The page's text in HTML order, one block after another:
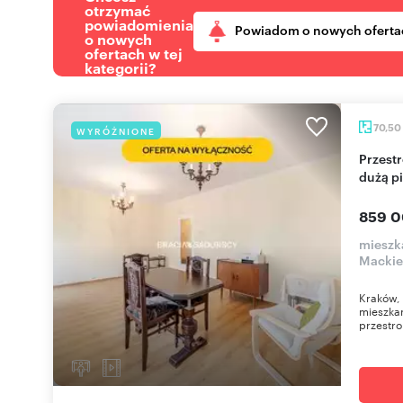
otrzymać
powiadomienia
o nowych
ofertach w tej
kategorii?
Powiadom o nowych
WYRÓŻNIONE 70,50
Przestronne 4-pokojowe mieszkanie z loggią i
dużą
859